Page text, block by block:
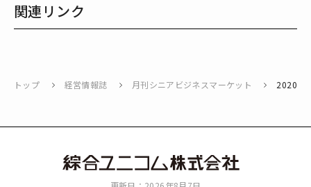
関連リンク
トップ 経営情報誌 月刊シニアビジネスマーケット 2020年